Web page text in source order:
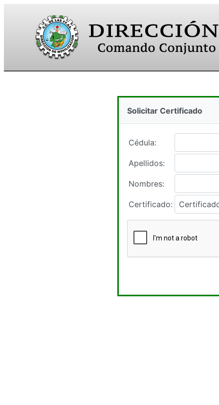
Solicitar Certificado
Cédula:
Apellidos:
Nombres:
Certificado: